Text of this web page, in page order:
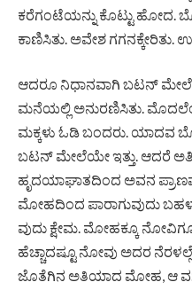
ಕರೆಗಂಟೆಯನ್ನು ಕೊಟ್ಟು ಹೋದ.
ಕಾಣಿಸಿತು. ಅವೇಶ ಗಗನ­ಕ್ಕೇರಿತು.
ಆದರೂ ನಿಧಾನವಾಗಿ ಬಟನ್ ಮೇಲೆ
ಮನೆಯಲ್ಲಿ ಅನುರಣಿಸಿತು.
ಮಕ್ಕಳು ಓಡಿ ಬಂದರು. ಯಾದವ
ಬಟನ್ ಮೇಲೆಯೇ ಇತ್ತು. ಆದರೆ
ಹೃದಯಾಘಾತದಿಂದ ಅವನ
ಮೋಹದಿಂದ ಪಾರಾಗುವುದು
ವುದು ಕ್ಷೇಮ. ಮೋಹಕ್ಕೂ
ಹೆಚ್ಚಾದಷ್ಟೂ ನೋವು ಅದರ
ಜೊತೆಗಿನ ಅತಿಯಾದ ಮೋಹ, ಆ